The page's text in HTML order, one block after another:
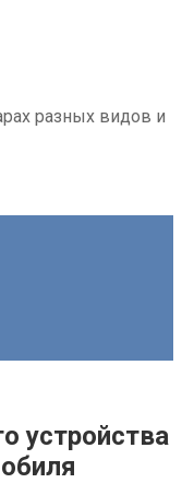
разных видов и
устройства